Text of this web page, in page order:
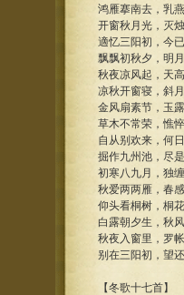
鸿雁搴南去，乳
开窗秋月光，灭
適忆三阳初，今
飘飘初秋夕，明
秋夜凉风起，天
凉秋开窗寝，斜
金风扇素节，玉
草木不常荣，憔
自从别欢来，何
掘作九州池，尽
初寒八九月，独
秋爱两两雁，春
仰头看桐树，桐
白露朝夕生，秋
秋夜入窗里，罗
别在三阳初，望
【冬歌十七首】